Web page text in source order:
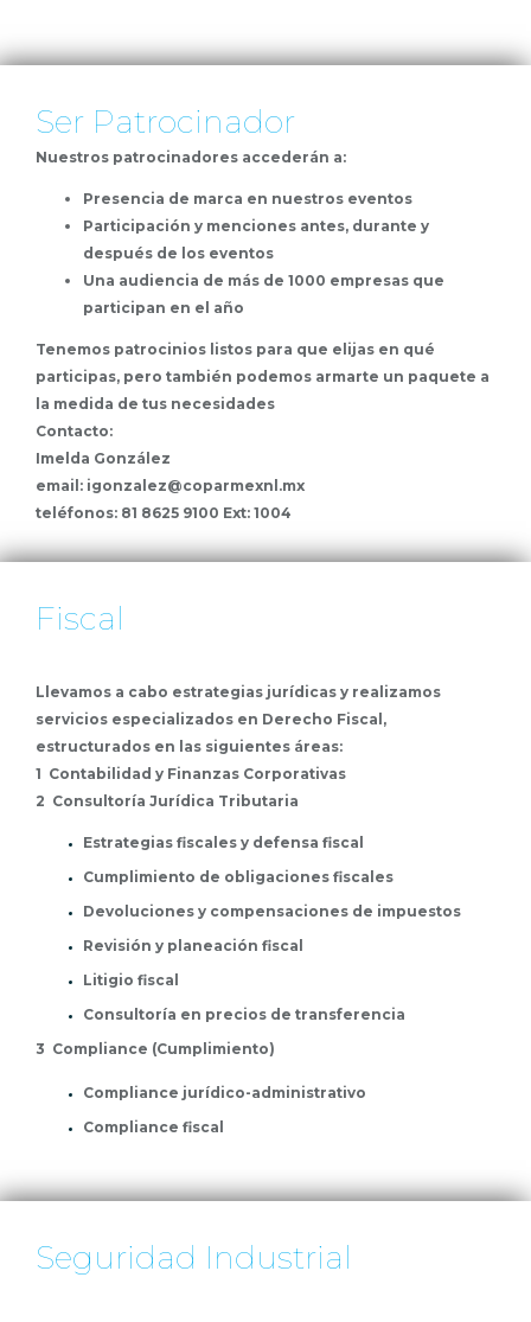
Ser Patrocinador
Nuestros patrocinadores accederán a:
Presencia de marca en nuestros eventos
Participación y menciones antes, durante y
después de los eventos
Una audiencia de más de 1000 empresas que
participan en el año
Tenemos patrocinios listos para que elijas en qué
participas, pero también podemos armarte un paquete a
la medida de tus necesidades
Contacto:
Imelda González
email: igonzalez@coparmexnl.mx
teléfonos: 81 8625 9100 Ext: 1004
Fiscal
Llevamos a cabo estrategias jurídicas y realizamos
servicios especializados en Derecho Fiscal,
estructurados en las siguientes áreas:
1 Contabilidad y Finanzas Corporativas
2 Consultoría Jurídica Tributaria
Estrategias fiscales y defensa fiscal
Cumplimiento de obligaciones fiscales
Devoluciones y compensaciones de impuestos
Revisión y planeación fiscal
Litigio fiscal
Consultoría en precios de transferencia
3 Compliance (Cumplimiento)
Compliance jurídico-administrativo
Compliance fiscal
Seguridad Industrial